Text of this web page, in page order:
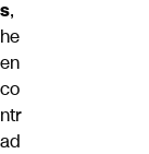
s,
he
en
co
ntr
ad